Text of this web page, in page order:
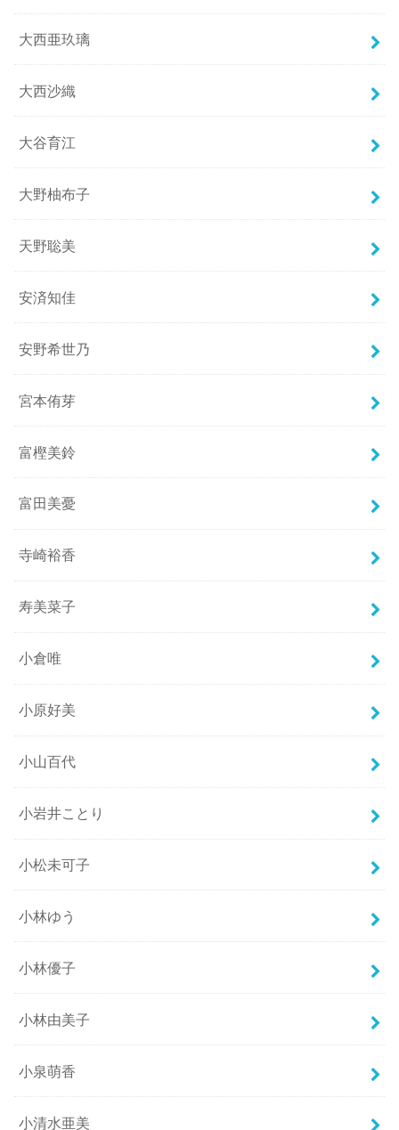
大西亜玖璃
大西沙織
大谷育江
大野柚布子
天野聡美
安済知佳
安野希世乃
宮本侑芽
富樫美鈴
富田美憂
寺崎裕香
寿美菜子
小倉唯
小原好美
小山百代
小岩井ことり
小松未可子
小林ゆう
小林優子
小林由美子
小泉萌香
小清水亜美